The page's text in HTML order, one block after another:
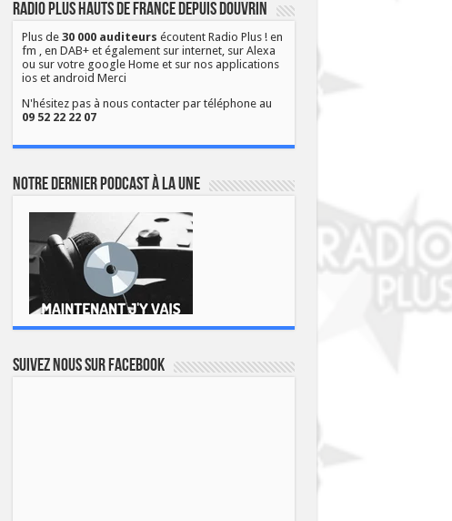
Radio Plus Hauts de France depuis Douvrin
Plus de 30 000 auditeurs écoutent Radio Plus ! en
fm , en DAB+ et également sur internet, sur Alexa
ou sur votre google Home et sur nos applications
ios et android Merci
N'hésitez pas à nous contacter par téléphone au
09 52 22 22 07
Notre dernier podcast à la une
Suivez nous sur Facebook